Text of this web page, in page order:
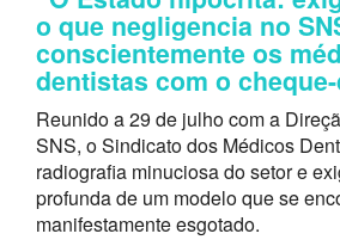
o que negligencia no
conscientemente os
dentistas com o
Reunido a 29 de julho com a
SNS, o Sindicato dos Médicos
radiografia minuciosa do setor e
profunda de um modelo que se
manifestamente esgotado.